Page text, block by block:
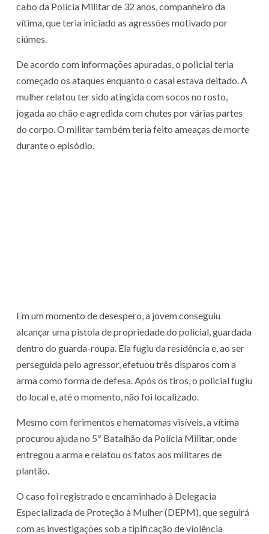
cabo da Polícia Militar de 32 anos, companheiro da
vítima, que teria iniciado as agressões motivado por
ciúmes.
De acordo com informações apuradas, o policial teria
começado os ataques enquanto o casal estava deitado. A
mulher relatou ter sido atingida com socos no rosto,
jogada ao chão e agredida com chutes por várias partes
do corpo. O militar também teria feito ameaças de morte
durante o episódio.
Em um momento de desespero, a jovem conseguiu
alcançar uma pistola de propriedade do policial, guardada
dentro do guarda-roupa. Ela fugiu da residência e, ao ser
perseguida pelo agressor, efetuou três disparos com a
arma como forma de defesa. Após os tiros, o policial fugiu
do local e, até o momento, não foi localizado.
Mesmo com ferimentos e hematomas visíveis, a vítima
procurou ajuda no 5º Batalhão da Polícia Militar, onde
entregou a arma e relatou os fatos aos militares de
plantão.
O caso foi registrado e encaminhado à Delegacia
Especializada de Proteção à Mulher (DEPM), que seguirá
com as investigações sob a tipificação de violência